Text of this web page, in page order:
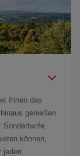
Ihnen das
genießen
können,
jeden